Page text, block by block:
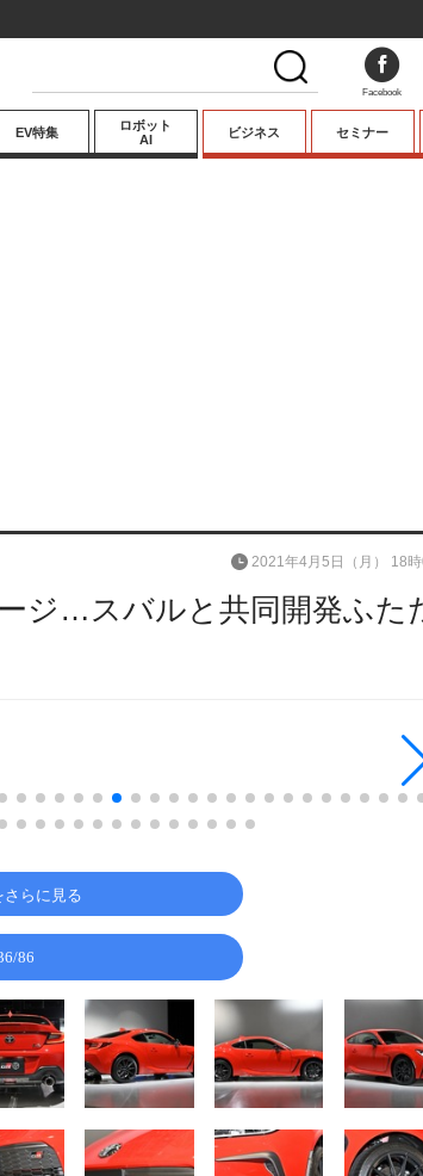
EV特集
ロボット
AI
ビジネス セミナー
ジ…スバルと共同開発ふた
2021年4月5日（月） 18
らに見る
86
Facebook